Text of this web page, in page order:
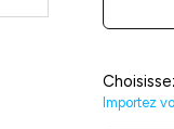
Importez